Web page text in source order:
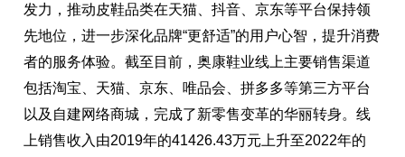
发力，推动皮鞋品类在天猫、抖音、京东等平台保持领
先地位，进一步深化品牌“更舒适”的用户心智，提升消费
者的服务体验。截至目前，奥康鞋业线上主要销售渠道
包括淘宝、天猫、京东、唯品会、拼多多等第三方平台
以及自建网络商城，完成了新零售变革的华丽转身。线
上销售收入由2019年的41426.43万元上升至2022年的